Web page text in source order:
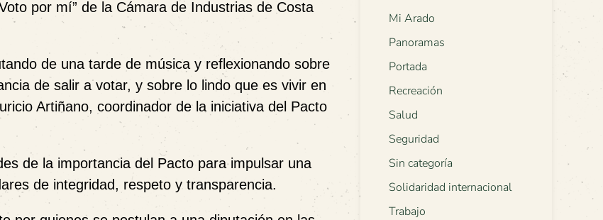
por mí” de la Cámara de Industrias de Costa
de una tarde de música y reflexionando sobre
de salir a votar, y sobre lo lindo que es vivir en
Artiñano, coordinador de la iniciativa del Pacto
de la importancia del Pacto para impulsar una
de integridad, respeto y transparencia.
Mi Arado
Panoramas
Portada
Recreación
Salud
Seguridad
Sin categoría
Solidaridad internacional
Trabajo